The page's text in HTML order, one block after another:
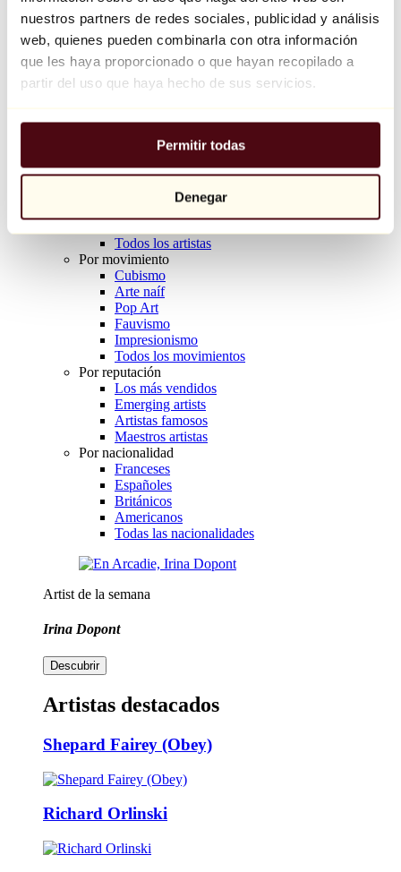
nuestros partners de redes sociales, publicidad y análisis
web, quienes pueden combinarla con otra información
que les haya proporcionado o que hayan recopilado a
partir del uso que haya hecho de sus servicios.
Permitir todas
Denegar
Balloon Dog (Orange)
Jeff Koons
10.000 €
Explorar
Todos los escultores
Todos los fotógrafos
Todos los artistas
Por movimiento
Cubismo
Arte naíf
Pop Art
Fauvismo
Impresionismo
Todos los movimientos
Por reputación
Los más vendidos
Emerging artists
Artistas famosos
Maestros artistas
Por nacionalidad
Franceses
Españoles
Británicos
Americanos
Todas las nacionalidades
Artist de la semana
Irina Dopont
Descubrir
Artistas destacados
Shepard Fairey (Obey)
Richard Orlinski